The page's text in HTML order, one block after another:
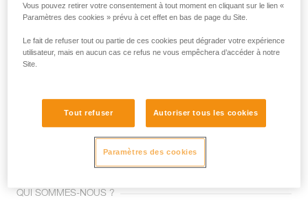
Email *
Rejoignez la communauté !
QUI SOMMES-NOUS ?
Vous pouvez retirer votre consentement à tout moment en cliquant sur le lien «
Paramètres des cookies » prévu à cet effet en bas de page du Site.
Le fait de refuser tout ou partie de ces cookies peut dégrader votre expérience
utilisateur, mais en aucun cas ce refus ne vous empêchera d’accéder à notre
Site.
Tout refuser Autoriser tous les cookies
Paramètres des cookies